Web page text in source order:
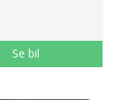
Se bil